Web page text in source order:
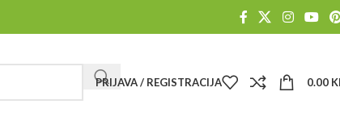
PRIJAVA / REGISTRACIJA 0.00